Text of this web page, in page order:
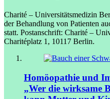
Charité – Universitätsmedizin
der Behandlung von Patienten
statt. Postanschrift: Charité –
Charitéplatz 1, 10117 Berlin.
Homöopathie und
„Wer die wirksame